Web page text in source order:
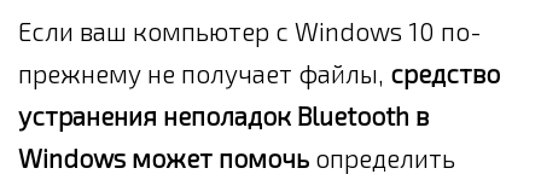
Если ваш компьютер с Windows 10 по-
прежнему не получает файлы, средство
устранения неполадок Bluetooth в
Windows может помочь определить